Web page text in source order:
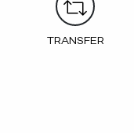
TRANSFER